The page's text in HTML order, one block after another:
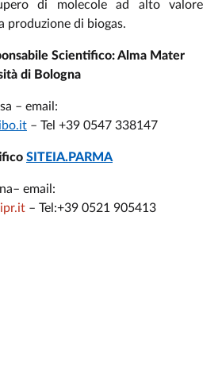
di molecole ad alto valore
produzione di biogas.
Scientifico: Alma Mater
di Bologna
– email:
– Tel +39 0547 338147
SITEIA.PARMA
email:
– Tel:+39 0521 905413